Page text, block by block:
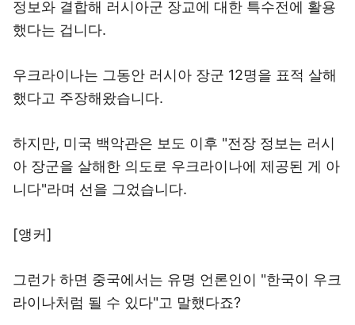
정보와 결합해 러시아군 장교에 대한 특수전에 활용
했다는 겁니다.
우크라이나는 그동안 러시아 장군 12명을 표적 살해
했다고 주장해왔습니다.
하지만, 미국 백악관은 보도 이후 "전장 정보는 러시
아 장군을 살해한 의도로 우크라이나에 제공된 게 아
니다"라며 선을 그었습니다.
[앵커]
그런가 하면 중국에서는 유명 언론인이 "한국이 우크
라이나처럼 될 수 있다"고 말했다죠?